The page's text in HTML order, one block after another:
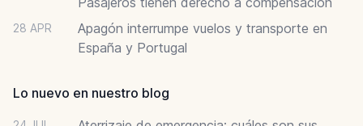
28 APR
Apagón interrumpe vuelos y transporte en
España y Portugal
Lo nuevo en nuestro blog